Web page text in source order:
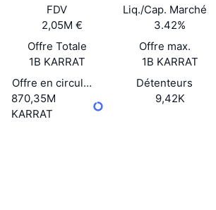
FDV
2,05M €
Liq./Cap. Marché
3.42%
Offre Totale
1B KARRAT
Offre max.
1B KARRAT
Offre en circulation
870,35M
KARRAT
Détenteurs
9,42K